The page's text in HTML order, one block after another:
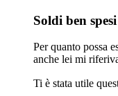
Soldi ben spesi
Per quanto possa
anche lei mi
Ti è stata utile